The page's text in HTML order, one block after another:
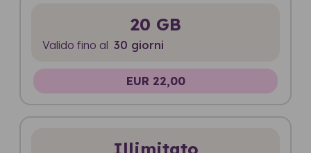
20 GB
Valido fino al 30 giorni
EUR 22,00
Illimitato